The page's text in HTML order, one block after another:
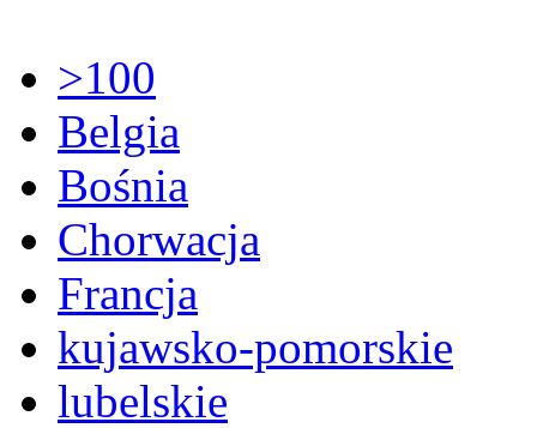
>100
Belgia
Bośnia
Chorwacja
Francja
kujawsko-pomorskie
lubelskie